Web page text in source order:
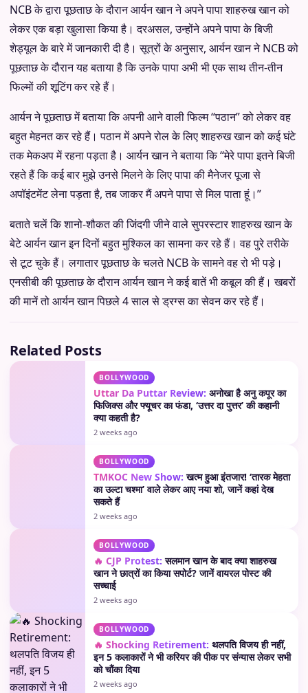
NCB के द्वारा पूछताछ के दौरान आर्यन खान ने अपने पापा शाहरुख खान को
लेकर एक बड़ा खुलासा किया है। दरअसल, उन्होंने अपने पापा के बिजी
शेड्यूल के बारे में जानकारी दी है। सूत्रों के अनुसार, आर्यन खान ने NCB को
पूछताछ के दौरान यह बताया है कि उनके पापा अभी भी एक साथ तीन-तीन
फिल्मों की शूटिंग कर रहे हैं।
आर्यन ने पूछताछ में बताया कि अपनी आने वाली फिल्म “पठान” को लेकर वह
बहुत मेहनत कर रहे हैं। पठान में अपने रोल के लिए शाहरुख खान को कई घंटे
तक मेकअप में रहना पड़ता है। आर्यन खान ने बताया कि “मेरे पापा इतने बिजी
रहते हैं कि कई बार मुझे उनसे मिलने के लिए पापा की मैनेजर पूजा से
अपॉइंटमेंट लेना पड़ता है, तब जाकर मैं अपने पापा से मिल पाता हूं।”
बताते चलें कि शानो-शौकत की जिंदगी जीने वाले सुपरस्टार शाहरुख खान के
बेटे आर्यन खान इन दिनों बहुत मुश्किल का सामना कर रहे हैं। वह पुरे तरीके
से टूट चुके हैं। लगातार पूछताछ के चलते NCB के सामने वह रो भी पड़े।
एनसीबी की पूछताछ के दौरान आर्यन खान ने कई बातें भी कबूल की हैं। खबरों
की मानें तो आर्यन खान पिछले 4 साल से ड्रग्स का सेवन कर रहे हैं।
Related Posts
BOLLYWOOD
Uttar Da Puttar Review: अनोखा है अनु कपूर का
फिजिक्स और फ्यूचर का फंडा, ‘उत्तर दा पुत्तर’ की कहानी
क्या कहती है?
2 weeks ago
BOLLYWOOD
TMKOC New Show: खत्म हुआ इंतजार! ‘तारक मेहता
का उल्टा चश्मा’ वाले लेकर आए नया शो, जानें कहां देख
सकते हैं
2 weeks ago
BOLLYWOOD
🔥 CJP Protest: सलमान खान के बाद क्या शाहरुख
खान ने छात्रों का किया सपोर्ट? जानें वायरल पोस्ट की
सच्चाई
2 weeks ago
BOLLYWOOD
🔥 Shocking Retirement: थलपति विजय ही नहीं,
इन 5 कलाकारों ने भी करियर की पीक पर संन्यास लेकर सभी
को चौंका दिया
2 weeks ago